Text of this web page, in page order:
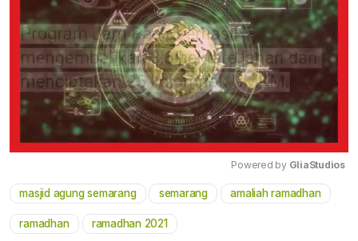
Mute
Powered by GliaStudios
masjid agung semarang semarang amaliah ramadhan
ramadhan ramadhan 2021